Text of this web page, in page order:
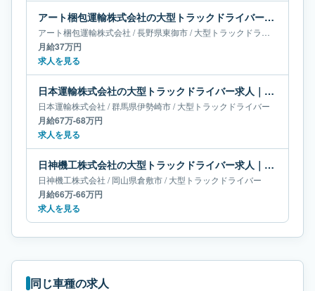
アート梱包運輸株式会社の大型トラックドライバー求人｜長野県東御市｜月給37万円
アート梱包運輸株式会社 /長野県東御市/大型トラックドライバー
月給37万円
求人を見る
日本運輸株式会社の大型トラックドライバー求人｜群馬県伊勢崎市｜月給67万-68万円
日本運輸株式会社 /群馬県伊勢崎市/大型トラックドライバー
月給67万-68万円
求人を見る
日神機工株式会社の大型トラックドライバー求人｜岡山県倉敷市｜月給66万-66万円
日神機工株式会社 /岡山県倉敷市/大型トラックドライバー
月給66万-66万円
求人を見る
同じ車種の求人